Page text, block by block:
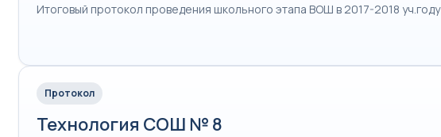
Итоговый протокол проведения школьного этапа ВОШ в 2017-2018 уч.году
Протокол
Технология СОШ № 8